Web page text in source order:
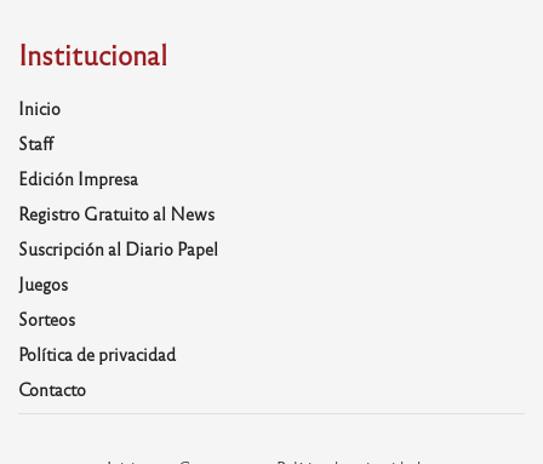
Institucional
Inicio
Staff
Edición Impresa
Registro Gratuito al News
Suscripción al Diario Papel
Juegos
Sorteos
Política de privacidad
Contacto